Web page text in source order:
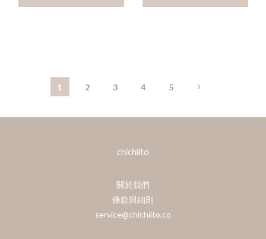
1 2 3 4 5
chichiito
關於我們
條款與細則
service@chichiito.co